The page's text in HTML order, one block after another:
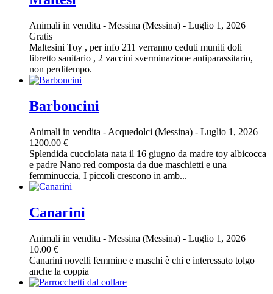
Animali in vendita - Messina (Messina) - Luglio 1, 2026
Gratis
Maltesini Toy , per info 211 verranno ceduti muniti doli
libretto sanitario , 2 vaccini sverminazione antiparassitario,
non perditempo.
Barboncini
Animali in vendita - Acquedolci (Messina) - Luglio 1, 2026
1200.00 €
Splendida cucciolata nata il 16 giugno da madre toy albicocca
e padre Nano red composta da due maschietti e una
femminuccia, I piccoli crescono in amb...
Canarini
Animali in vendita - Messina (Messina) - Luglio 1, 2026
10.00 €
Canarini novelli femmine e maschi è chi e interessato tolgo
anche la coppia